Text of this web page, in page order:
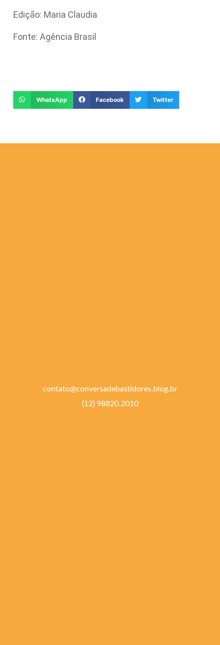
Edição: Maria Claudia
Fonte: Agência Brasil
WhatsApp Facebook Twitter
contato@conversadebastidores.blog.br
(12) 98820.2010